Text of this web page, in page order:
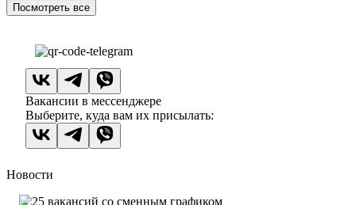
Посмотреть все
Вакансии в мессенджере
Выберите, куда вам их присылать:
Новости